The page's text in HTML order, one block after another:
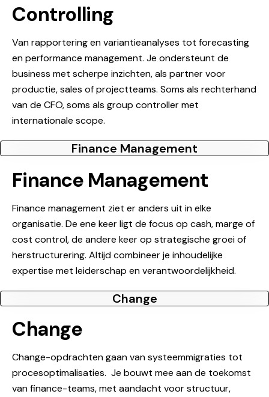
Controlling
Van rapportering en variantieanalyses tot forecasting
en performance management. Je ondersteunt de
business met scherpe inzichten, als partner voor
productie, sales of projectteams. Soms als rechterhand
van de CFO, soms als group controller met
internationale scope.
Finance Management
Finance Management
Finance management ziet er anders uit in elke
organisatie. De ene keer ligt de focus op cash, marge of
cost control, de andere keer op strategische groei of
herstructurering. Altijd combineer je inhoudelijke
expertise met leiderschap en verantwoordelijkheid.
Change
Change
Change-opdrachten gaan van systeemmigraties tot
procesoptimalisaties. Je bouwt mee aan de toekomst
van finance-teams, met aandacht voor structuur,